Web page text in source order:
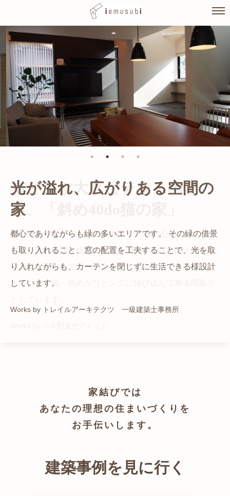
Skip
content
猫と暮らす家です。 人も心地良い、猫も心地よいをテー
マに、設計に取り組みました。 敷地の中で最も心地よい
場所を、猫が外で遊べる大きなテラスとし、そのテラス
から、光・風・眺めがリビングに飛び込んで来る間取り
光が溢れ、広がりある空間の
家
都心でありながらも緑の多いエリアです。 その緑の借景
も取り入れること、窓の配置を工夫することで、光を取
り入れながらも、カーテンを閉じずに生活できる様設計
しています。
Works by トレイルアーキテクツ 一級建築士事務所
自然の中の岩山を切り開いて造った、ワイルドなゲスト
ハウスをイメージした空間が広がる都市型住宅です。
かつての機織り工場が、その趣を残しつつ孫世帯の住居
へと蘇りました。
家結びでは
あなたの理想の住まいづくりを
お手伝いします。
建築事例を見に行く